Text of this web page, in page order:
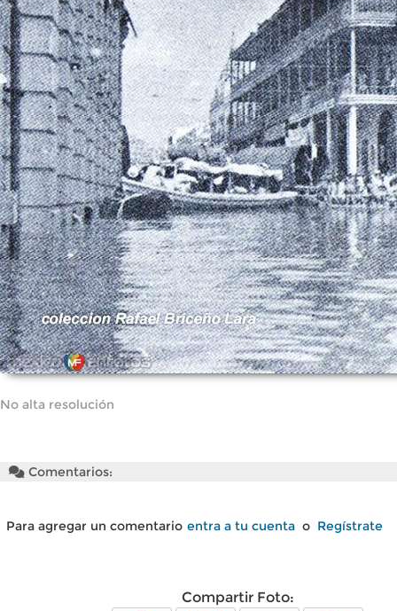
No alta resolución
Comentarios:
Para agregar un comentario entra a tu cuenta o Regístrate
Compartir Foto: